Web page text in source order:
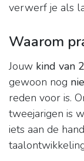
verwerf je als
Waarom
Jouw kind van 2
gewoon nog
reden voor is.
tweejarigen is
iets aan de